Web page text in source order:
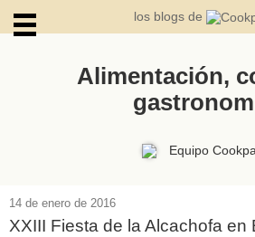
los blogs de
Alimentación,
Equipo
14 de enero de 2016
XXIII Fiesta de la Alcachofa en